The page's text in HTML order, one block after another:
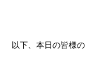
以下、本日の皆様